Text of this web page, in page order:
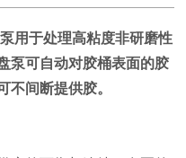
用于处理高粘度非研磨性
泵可自动对胶桶表面的胶
不间断提供胶。